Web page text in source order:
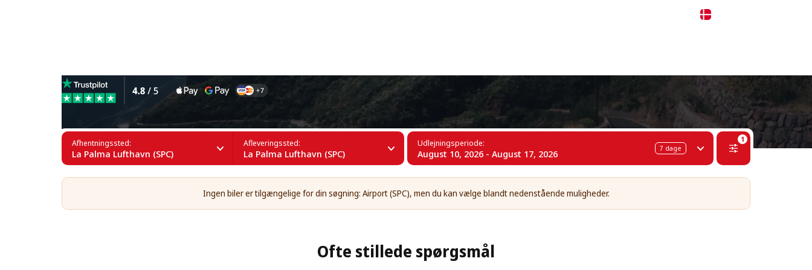
Afhentningssted:
La Palma Lufthavn (SPC)
Afleveringssted:
La Palma Lufthavn (SPC)
Udlejningsperiode:
August 10, 2026 - August 17, 2026 7 dage
1
Ingen biler er tilgængelige for din søgning: Airport (SPC), men du kan vælge blandt nedenstående muligheder.
Ofte stillede spørgsmål